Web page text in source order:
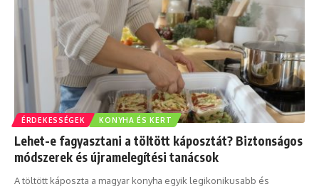
ÉRDEKESSÉGEK KONYHA ÉS KERT
Lehet-e fagyasztani a töltött káposztát? Biztonságos
módszerek és újramelegítési tanácsok
A töltött káposzta a magyar konyha egyik legikonikusabb és